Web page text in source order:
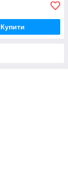
Купити